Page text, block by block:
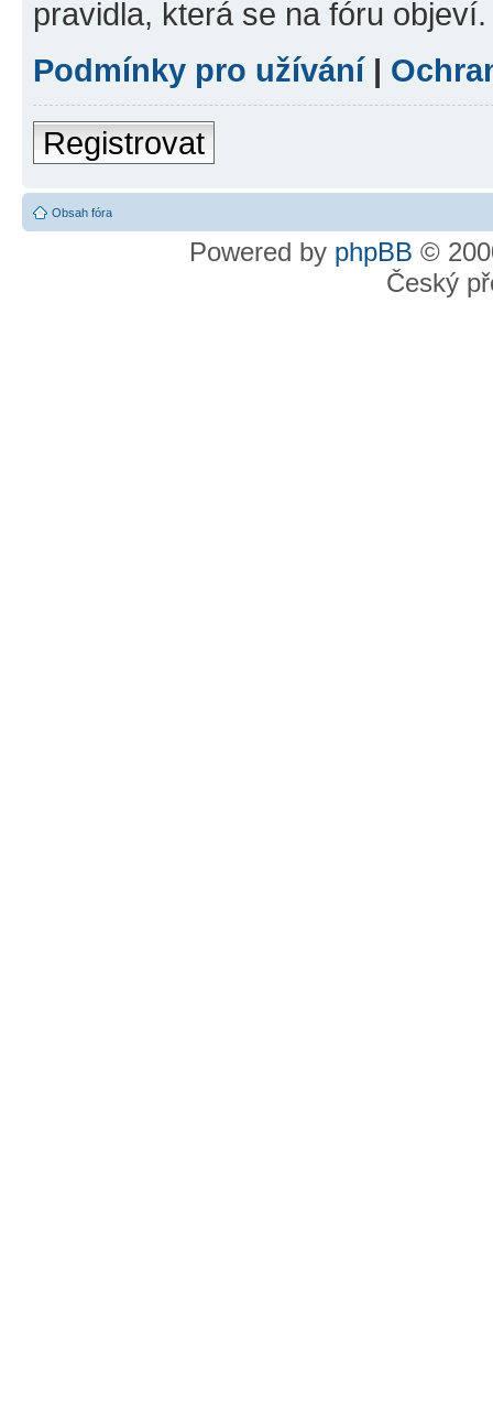
pravidla, která se na fóru objeví.
Podmínky pro užívání|
Registrovat
Obsah fóra
Powered by phpBB ©
Český